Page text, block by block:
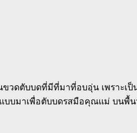
วดตับบดที่มีที่มาที่อบอุ่น เพราะ
บมาเพื่อตับบดรสมือคุณแม่ บนพื้